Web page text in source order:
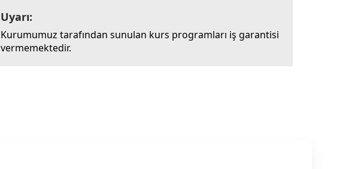
Uyarı:
Kurumumuz tarafından sunulan kurs programları iş garantisi
vermemektedir.